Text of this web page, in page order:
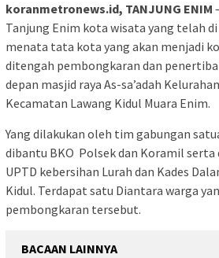
koranmetronews.id, TANJUNG ENIM
Tanjung Enim kota wisata yang telah
menata tata kota yang akan menjadi
ditengah pembongkaran dan
depan masjid raya As-sa’adah
Kecamatan Lawang Kidul Muara Enim.
Yang dilakukan oleh tim gabungan
dibantu BKO Polsek dan Koramil serta
UPTD kebersihan Lurah dan Kades
Kidul. Terdapat satu Diantara warga
pembongkaran tersebut.
BACAAN LAINNYA